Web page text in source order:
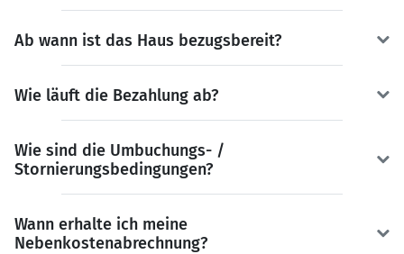
Ab wann ist das Haus bezugsbereit?
Wie läuft die Bezahlung ab?
Wie sind die Umbuchungs- /
Stornierungsbedingungen?
Wann erhalte ich meine
Nebenkostenabrechnung?